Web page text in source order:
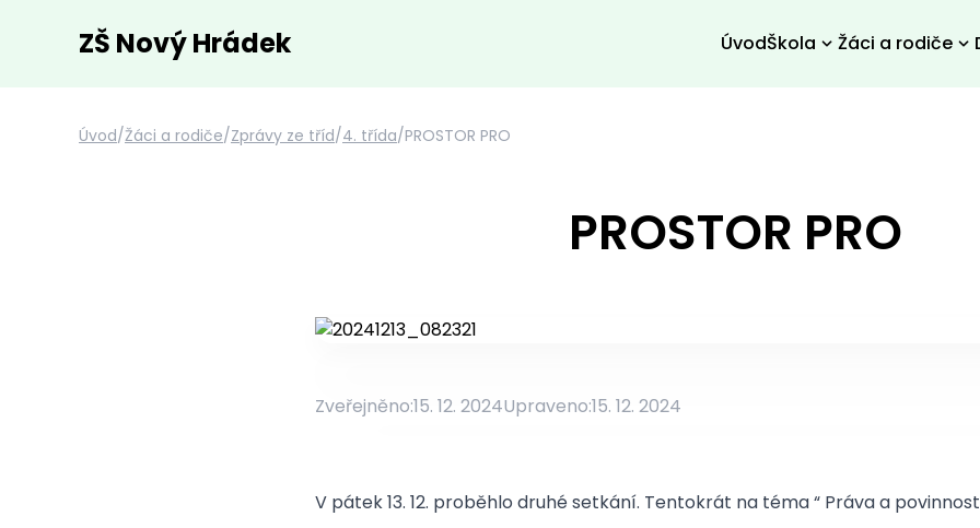
ZŠ Nový Hrádek ÚvodŠkola Žáci a rodiče
Úvod/Žáci a rodiče/Zprávy ze tříd/4. třída/PROSTOR PRO
PROSTOR PRO
Zveřejněno:15. 12. 2024Upraveno:15. 12. 2024
V pátek 13. 12. proběhlo druhé setkání. Tentokrát na téma “ Práva a